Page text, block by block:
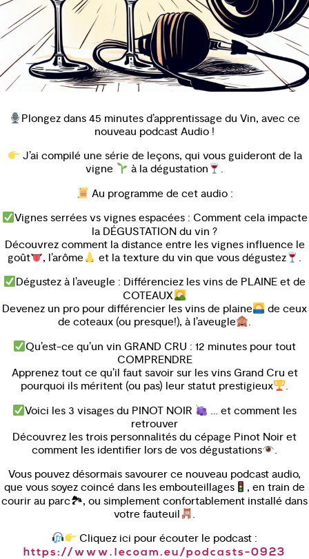
Plongez dans 45 minutes d’apprentissage du Vin, avec ce
nouveau podcast Audio !
J’ai compilé une série de leçons, qui vous guideront de la
vigne
à la dégustation
.
Au programme de cet audio :
Vignes serrées vs vignes espacées : Comment cela impacte
la DÉGUSTATION du vin ?
Découvrez comment la distance entre les vignes influence le
goût
, l’arôme et la texture du vin que vous dégustez
.
Dégustez à l’aveugle : Différenciez les vins de PLAINE et de
COTEAUX
Devenez un pro pour différencier les vins de plaine
de ceux
de coteaux (ou presque!), à l’aveugle
.
Qu’est-ce qu’un vin GRAND CRU : 12 minutes pour tout
COMPRENDRE
Apprenez tout ce qu’il faut savoir sur les vins Grand Cru et
pourquoi ils méritent (ou pas) leur statut prestigieux
.
Voici les 3 visages du PINOT NOIR
… et comment les
retrouver
Découvrez les trois personnalités du cépage Pinot Noir et
comment les identifier lors de vos dégustations
.
Vous pouvez désormais savourer ce nouveau podcast audio,
que vous soyez coincé dans les embouteillages
, en train de
courir au parc🏞, ou simplement confortablement installé dans
votre fauteuil
.
Cliquez ici pour écouter le podcast :
https://www.lecoam.eu/podcasts-0923